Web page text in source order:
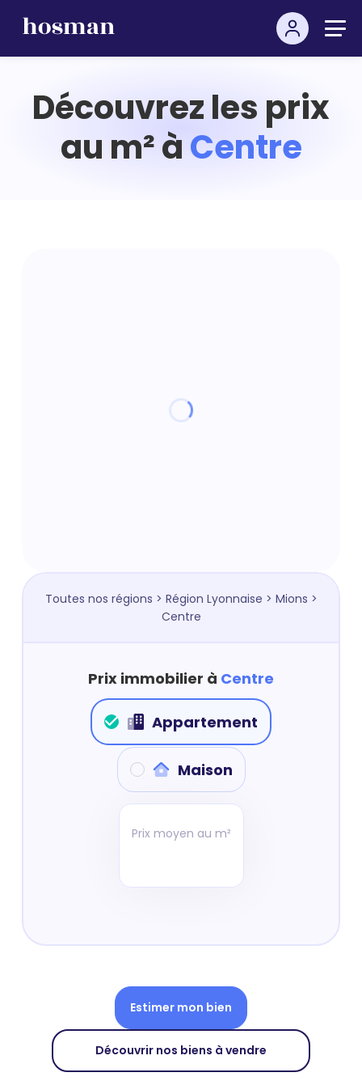
Découvrez les prix
au m² àCentre
Toutes nos régions > Région Lyonnaise > Mions >
Centre
Prix immobilier à Centre
Appartement
Maison
Prix moyen au m²
Estimer mon bien
Découvrir nos biens à vendre